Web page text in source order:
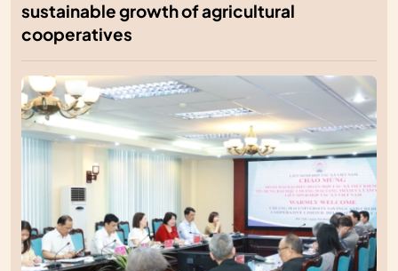
sustainable growth of agricultural
cooperatives